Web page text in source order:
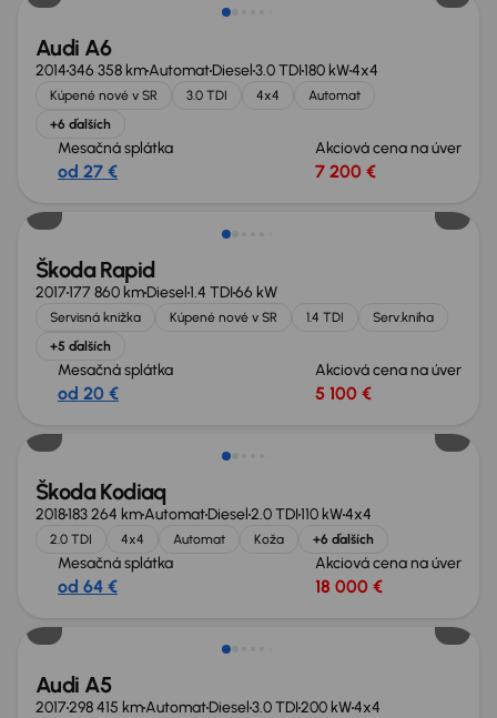
Audi A6
2014346 358 kmAutomatDiesel3.0 TDI180 kW4x4
Kúpené nové v SR 3.0 TDI 4x4
Automat
+6 ďalších
Mesačná splátka
od 27 €
Akciová cena na úver
7 200 €
Zlacnené o 500 €
Škoda Rapid
2017177 860 kmDiesel1.4 TDI66 kW
Servisná knižka Kúpené nové v SR 1.4 TDI
Serv.kniha
+5 ďalších
Mesačná splátka
od 20 €
Akciová cena na úver
5 100 €
Zlacnené o 1 000 €
Škoda Kodiaq
2018183 264 kmAutomatDiesel2.0 TDI110 kW4x4
2.0 TDI 4x4 Automat Koža +6 ďalších
Mesačná splátka
od 64 €
Akciová cena na úver
18 000 €
Zlacnené o 500 €
Audi A5
2017298 415 kmAutomatDiesel3.0 TDI200 kW4x4